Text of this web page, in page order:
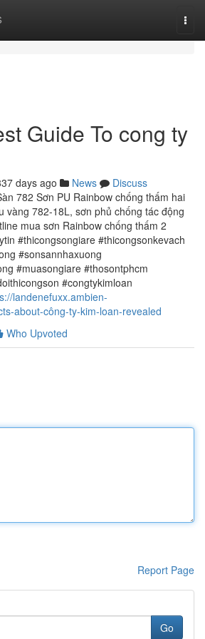
Guide To cong ty
days ago News
Discuss
782 Sơn PU Rainbow chống thấm hai
vàng 782-18L, sơn phủ chống tác động
mua sơn Rainbow chống thấm 2
#thicongsongiare #thicongsonkevach
#sonsannhaxuong
#muasongiare #thosontphcm
#congtykimloan
landenefuxx.ambien-
about-công-ty-kim-loan-revealed
Who Upvoted
Report Page
Go